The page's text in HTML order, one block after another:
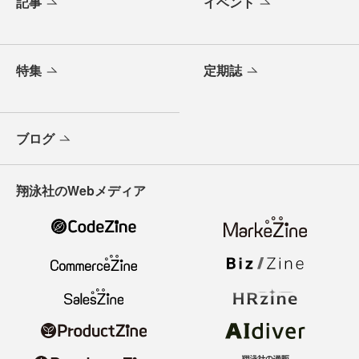
特集 定期誌
ブログ
翔泳社のWebメディア